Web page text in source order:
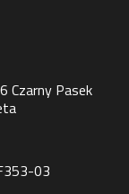
Czarny Pasek
03